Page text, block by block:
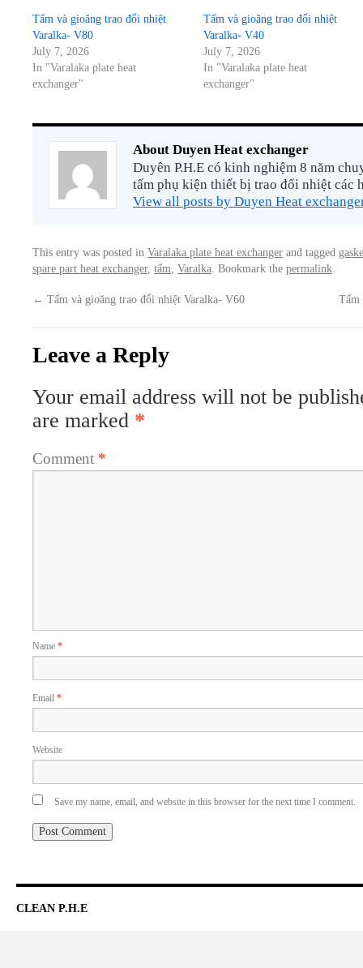
Tấm và gioăng trao đổi nhiệt
Varalka- V80
July 7, 2026
In "Varalaka plate heat
exchanger"
Tấm và gioăng trao đổi nhiệt
Varalka- V40
July 7, 2026
In "Varalaka plate heat
exchanger"
About Duyen Heat exchanger
Duyên P.H.E có kinh nghiệm 8 năm
tấm phụ kiện thiết bị trao đổi nhiệt các
View all posts by Duyen Heat
This entry was posted in Varalaka plate heat exchanger and tagged
spare part heat exchanger, tấm Varalka . Bookmark the permalink
← Tấm và gioăng trao đổi nhiệt Varalka- V60 Tấm
Leave a Reply
Your email address will not be
are marked *
Comment *
Name *
Email *
Website
Save my name, email, and website in this browser for the next time I comment.
CLEAN P.H.E